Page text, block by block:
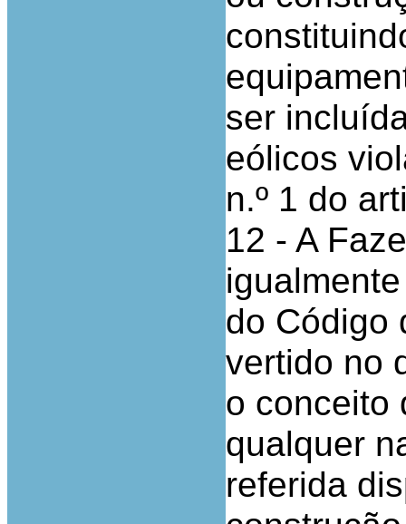
ser
eólicos
n.º 1 do
12 - A
do Código
vertido no
o conceito
qualquer
referida